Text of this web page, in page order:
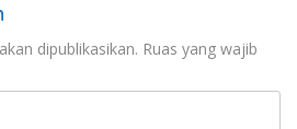
dipublikasikan. Ruas yang wajib